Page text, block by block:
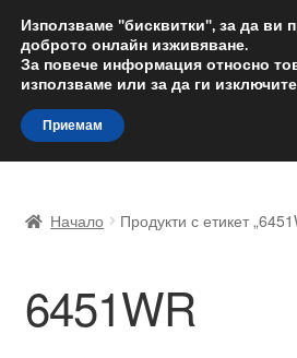
ДОСТАВКА от
Доставка по
Skip
to
navigation
Skip
to
content
Доставка по целия свят
Жалби
Начало Продукти с етикет
6451WR
Използваме "бисквитки", за да ви
доброто онлайн изживяване.
За повече информация относно
използваме или за да ги
Приемам